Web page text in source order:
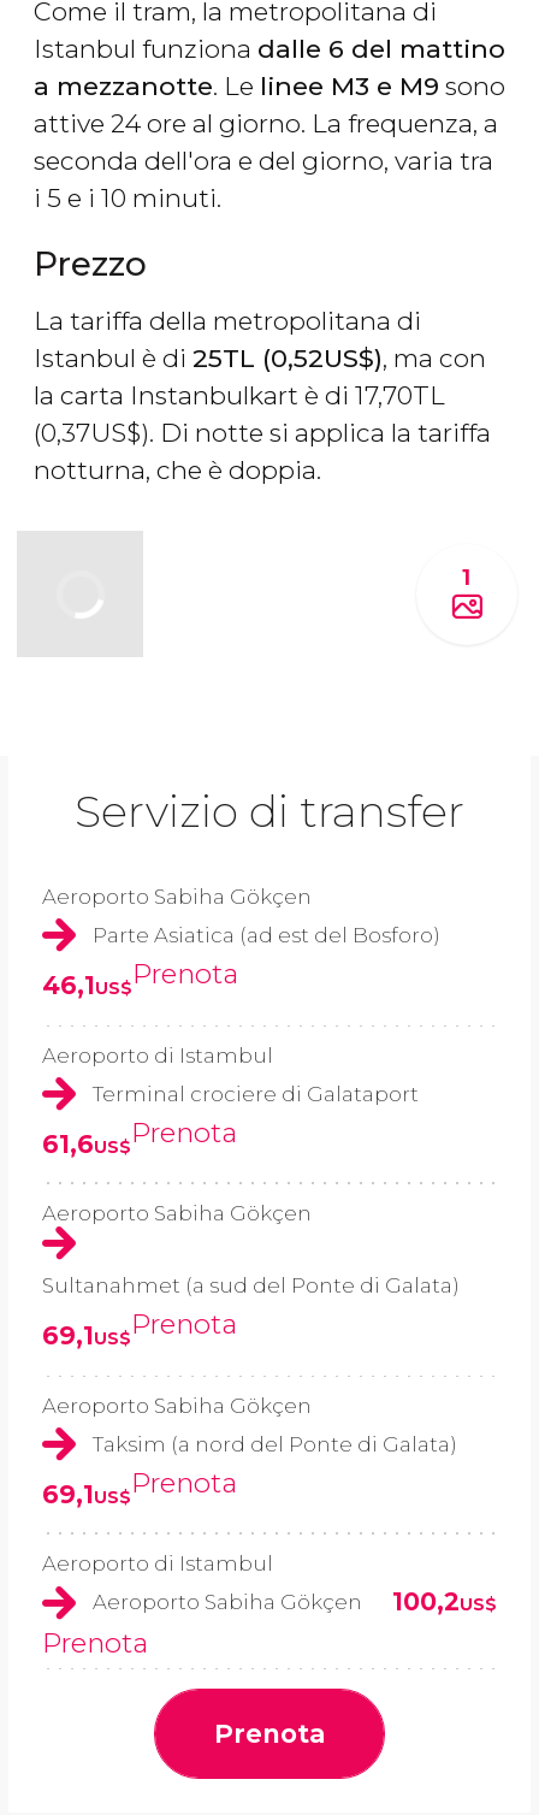
Come il tram, la metropolitana di
Istanbul funziona dalle 6 del mattino
a mezzanotte. Le linee M3 e M9 sono
attive 24 ore al giorno. La frequenza, a
seconda dell'ora e del giorno, varia tra
i 5 e i 10 minuti.
Prezzo
La tariffa della metropolitana di
Istanbul è di 25TL (0,52US$), ma con
la carta Instanbulkart è di 17,70TL
(0,37US$). Di notte si applica la tariffa
notturna, che è doppia.
1
Servizio di transfer
Aeroporto Sabiha Gökçen
Parte Asiatica (ad est del Bosforo)
46,1US$Prenota
Aeroporto di Istambul
Terminal crociere di Galataport
61,6US$Prenota
Aeroporto Sabiha Gökçen
Sultanahmet (a sud del Ponte di Galata)
69,1US$Prenota
Aeroporto Sabiha Gökçen
Taksim (a nord del Ponte di Galata)
69,1US$Prenota
Aeroporto di Istambul
Aeroporto Sabiha Gökçen
100,2US$
Prenota
Prenota